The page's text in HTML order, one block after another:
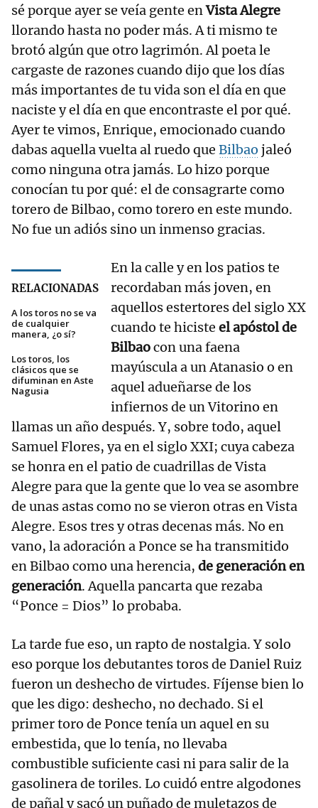
sé porque ayer se veía gente enVista Alegre
llorando hasta no poder más. A ti mismo te
brotó algún que otro lagrimón. Al poeta le
cargaste de razones cuando dijo que los días
más importantes de tu vida son el día en que
naciste y el día en que encontraste el por qué.
Ayer te vimos, Enrique, emocionado cuando
dabas aquella vuelta al ruedo que Bilbao jaleó
como ninguna otra jamás. Lo hizo porque
conocían tu por qué: el de consagrarte como
torero de Bilbao, como torero en este mundo.
No fue un adiós sino un inmenso gracias.
RELACIONADAS
A los toros no se va
de cualquier
manera, ¿o sí?
Los toros, los
clásicos que se
difuminan en Aste
Nagusia
En la calle y en los patios te
recordaban más joven, en
aquellos estertores del siglo XX
cuando te hiciste el apóstol de
Bilbaocon una faena
mayúscula a un Atanasio o en
aquel adueñarse de los
infiernos de un Vitorino en
llamas un año después. Y, sobre todo, aquel
Samuel Flores, ya en el siglo XXI; cuya cabeza
se honra en el patio de cuadrillas de Vista
Alegre para que la gente que lo vea se asombre
de unas astas como no se vieron otras en Vista
Alegre. Esos tres y otras decenas más. No en
vano, la adoración a Ponce se ha transmitido
en Bilbao como una herencia, de generación en
generación. Aquella pancarta que rezaba
“Ponce = Dios” lo probaba.
La tarde fue eso, un rapto de nostalgia. Y solo
eso porque los debutantes toros de Daniel Ruiz
fueron un deshecho de virtudes. Fíjense bien lo
que les digo: deshecho, no dechado. Si el
primer toro de Ponce tenía un aquel en su
embestida, que lo tenía, no llevaba
combustible suficiente casi ni para salir de la
gasolinera de toriles. Lo cuidó entre algodones
de pañal y sacó un puñado de muletazos de